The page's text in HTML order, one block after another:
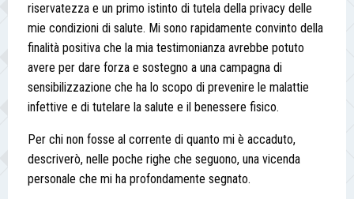
riservatezza e un primo istinto di tutela della privacy delle
mie condizioni di salute. Mi sono rapidamente convinto della
finalità positiva che la mia testimonianza avrebbe potuto
avere per dare forza e sostegno a una campagna di
sensibilizzazione che ha lo scopo di prevenire le malattie
infettive e di tutelare la salute e il benessere fisico.
Per chi non fosse al corrente di quanto mi è accaduto,
descriverò, nelle poche righe che seguono, una vicenda
personale che mi ha profondamente segnato.